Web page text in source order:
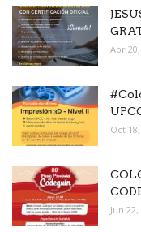
Abr
Oct
Jun 22,